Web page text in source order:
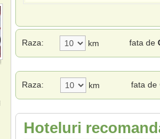
Raza: km fata de
Raza: km fata de
Hoteluri